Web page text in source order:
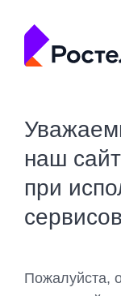
наш
при
сервисов
Пожалуйста,